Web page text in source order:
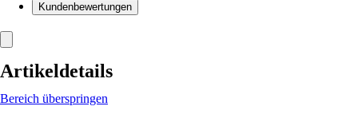
Kundenbewertungen
Artikeldetails
Bereich überspringen